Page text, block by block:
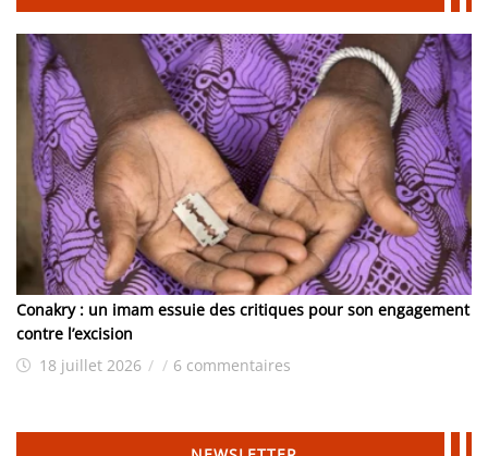
Conakry : un imam essuie des critiques pour son engagement
contre l’excision
18 juillet 2026 / / 6 commentaires